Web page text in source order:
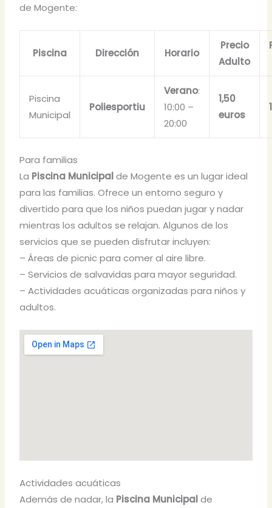
de Mogente:
Piscina Dirección Horario
Precio
Adulto
Piscina
Municipal
Poliesportiu
Verano:
10:00 –
20:00
1,50
euros
Para familias
La Piscina Municipalde Mogente es un lugar ideal
para las familias. Ofrece un entorno seguro y
divertido para que los niños puedan jugar y nadar
mientras los adultos se relajan. Algunos de los
servicios que se pueden disfrutar incluyen:
– Áreas de picnic para comer al aire libre.
– Servicios de salvavidas para mayor seguridad.
– Actividades acuáticas organizadas para niños y
adultos.
Actividades acuáticas
Además de nadar, la Piscina Municipalde